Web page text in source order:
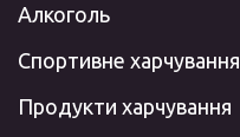
Алкоголь
Спортивне харчування
Продукти харчування